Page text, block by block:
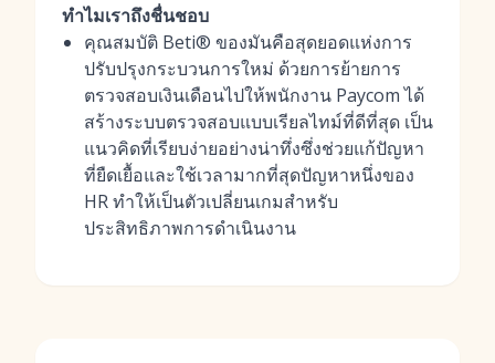
ทำไมเราถึงชื่นชอบ
คุณสมบัติ Beti® ของมันคือสุดยอดแห่งการ
ปรับปรุงกระบวนการใหม่ ด้วยการย้ายการ
ตรวจสอบเงินเดือนไปให้พนักงาน Paycom ได้
สร้างระบบตรวจสอบแบบเรียลไทม์ที่ดีที่สุด เป็น
แนวคิดที่เรียบง่ายอย่างน่าทึ่งซึ่งช่วยแก้ปัญหา
ที่ยืดเยื้อและใช้เวลามากที่สุดปัญหาหนึ่งของ
HR ทำให้เป็นตัวเปลี่ยนเกมสำหรับ
ประสิทธิภาพการดำเนินงาน